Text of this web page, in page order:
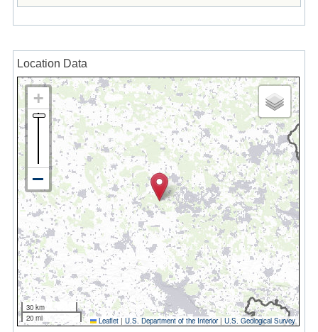
Location Data
30 km
20 mi
Leaflet | U.S. Department of the Interior|U.S. Geological Survey